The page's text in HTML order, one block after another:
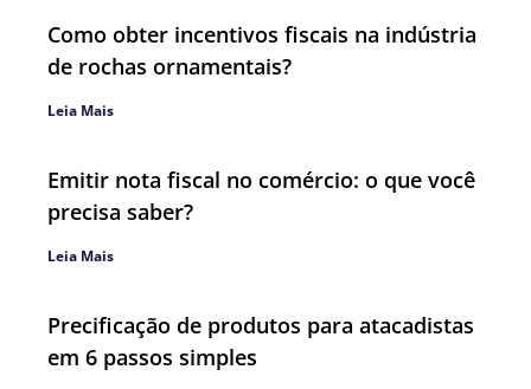
Como obter incentivos fiscais na indústria
de rochas ornamentais?
Leia Mais
Emitir nota fiscal no comércio: o que você
precisa saber?
Leia Mais
Precificação de produtos para atacadistas
em 6 passos simples